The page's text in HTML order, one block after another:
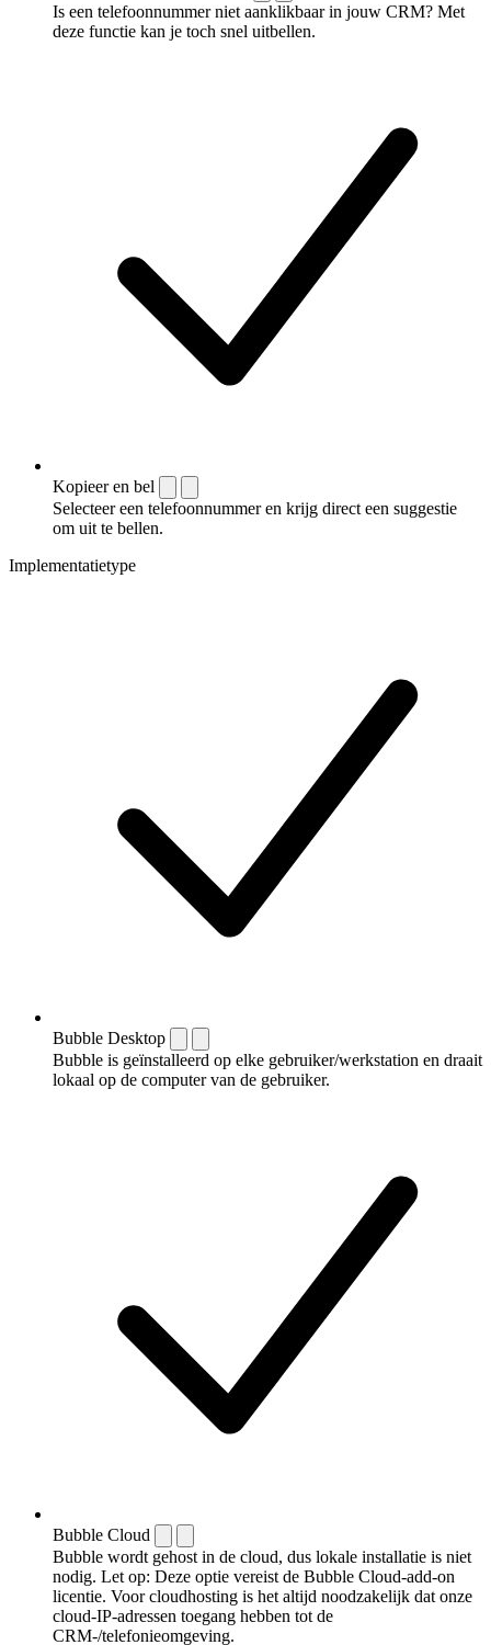
Is een telefoonnummer niet aanklikbaar in jouw CRM? Met
deze functie kan je toch snel uitbellen.
Kopieer en bel
Selecteer een telefoonnummer en krijg direct een suggestie
om uit te bellen.
Implementatietype
Bubble Desktop
Bubble is geïnstalleerd op elke gebruiker/werkstation en draait
lokaal op de computer van de gebruiker.
Bubble Cloud
Bubble wordt gehost in de cloud, dus lokale installatie is niet
nodig. Let op: Deze optie vereist de Bubble Cloud-add-on
licentie. Voor cloudhosting is het altijd noodzakelijk dat onze
cloud-IP-adressen toegang hebben tot de
CRM-/telefonieomgeving.